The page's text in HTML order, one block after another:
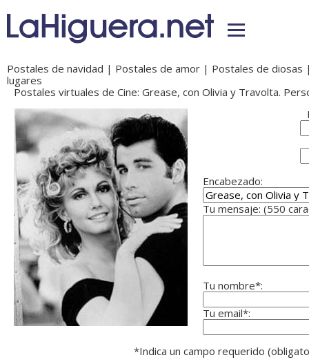
Postales de navidad | Postales de amor | Postales de diosas
lugares
Postales virtuales de Cine: Grease, con Olivia y Travolta.
Encabezado:
Tu mensaje: (550
Tu nombre*:
Tu email*:
*Indica un campo requerido